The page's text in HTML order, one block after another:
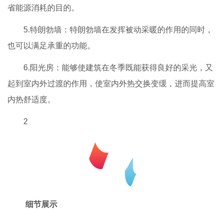
省能源消耗的目的。
5.特朗勃墙：特朗勃墙在发挥被动采暖的作用的同时，
也可以满足承重的功能。
6.阳光房：能够使建筑在冬季既能获得良好的采光，又
起到室内外过渡的作用，使室内外热交换变缓，进而提高室
内热舒适度。
2
细节展示